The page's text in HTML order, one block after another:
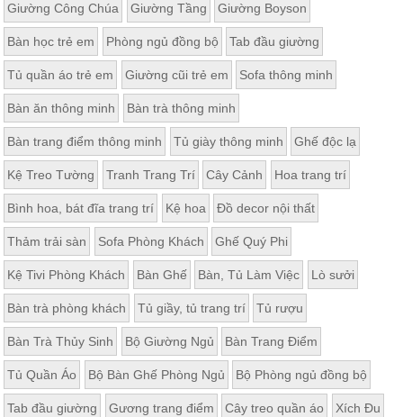
Giường Công Chúa Giường Tầng Giường Boyson
Bàn học trẻ em Phòng ngủ đồng bộ Tab đầu giường
Tủ quần áo trẻ em Giường cũi trẻ em Sofa thông minh
Bàn ăn thông minh Bàn trà thông minh
Bàn trang điểm thông minh Tủ giày thông minh Ghế độc lạ
Kệ Treo Tường Tranh Trang Trí Cây Cảnh Hoa trang trí
Bình hoa, bát đĩa trang trí Kệ hoa Đồ decor nội thất
Thảm trải sàn Sofa Phòng Khách Ghế Quý Phi
Kệ Tivi Phòng Khách Bàn Ghế Bàn, Tủ Làm Việc Lò sưởi
Bàn trà phòng khách Tủ giầy, tủ trang trí Tủ rượu
Bàn Trà Thủy Sinh Bộ Giường Ngủ Bàn Trang Điểm
Tủ Quần Áo Bộ Bàn Ghế Phòng Ngủ Bộ Phòng ngủ đồng bộ
Tab đầu giường Gương trang điểm Cây treo quần áo Xích Đu